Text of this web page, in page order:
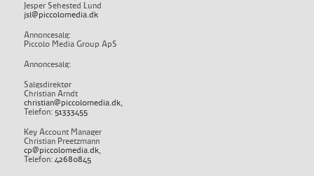
Jesper Sehested Lund
jsl@piccolomedia.dk
Annoncesalg:
Piccolo Media Group ApS
Annoncesalg:
Salgsdirektør
Christian Arndt
christian@piccolomedia.dk,
Telefon: 51333455
Key Account Manager
Christian Preetzmann
cp@piccolomedia.dk,
Telefon: 42680845